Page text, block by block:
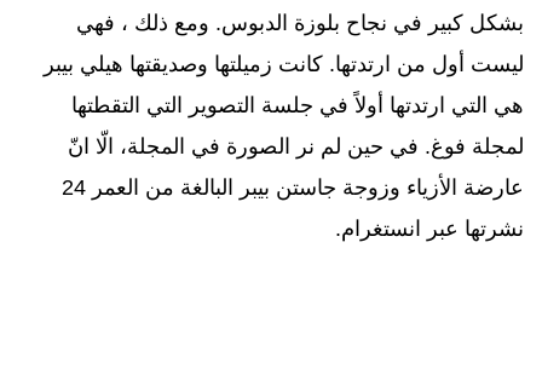
بشكل كبير في نجاح بلوزة الدبوس. ومع ذلك ، فهي
ليست أول من ارتدتها. كانت زميلتها وصديقتها هيلي بيبر
هي التي ارتدتها أولاً في جلسة التصوير التي التقطتها
لمجلة فوغ. في حين لم نر الصورة في المجلة، الّا انّ
عارضة الأزياء وزوجة جاستن بيبر البالغة من العمر 24
نشرتها عبر انستغرام.